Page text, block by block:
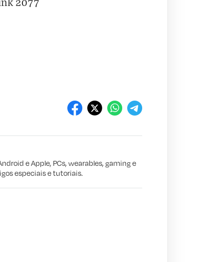
e Apple, PCs, wearables, gaming e
especiais e tutoriais.